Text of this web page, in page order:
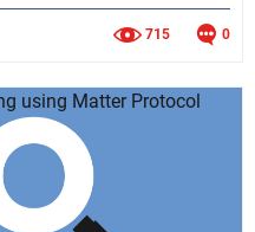
715 0